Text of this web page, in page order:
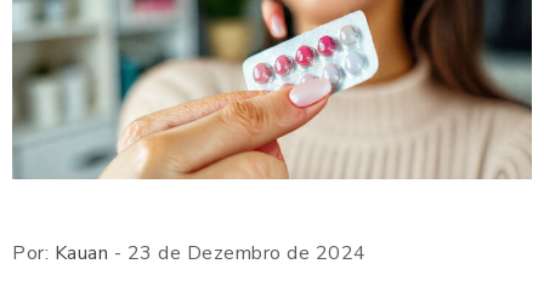
Por: Kauan - 23 de Dezembro de 2024